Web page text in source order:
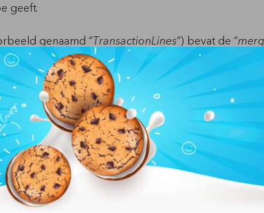
geeft.
genaamd “TransactionLines”) bevat de “
” acteert voor de eindrapporten als één tabel, maar
onderliggende query’s.